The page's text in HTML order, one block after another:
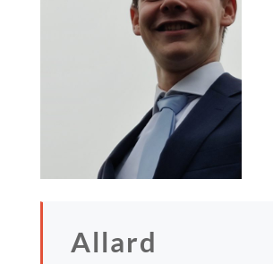
Allard